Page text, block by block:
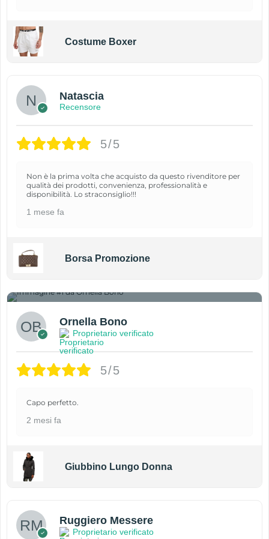
Costume Boxer
Natascia
Recensore
5/5
Non è la prima volta che acquisto da questo rivenditore per
qualità dei prodotti, convenienza, professionalità e
disponibilità. Lo straconsiglio!!!
1 mese fa
Borsa Promozione
Ornella Bono
Proprietario verificato
5/5
Capo perfetto.
2 mesi fa
Giubbino Lungo Donna
Ruggiero Messere
Proprietario verificato